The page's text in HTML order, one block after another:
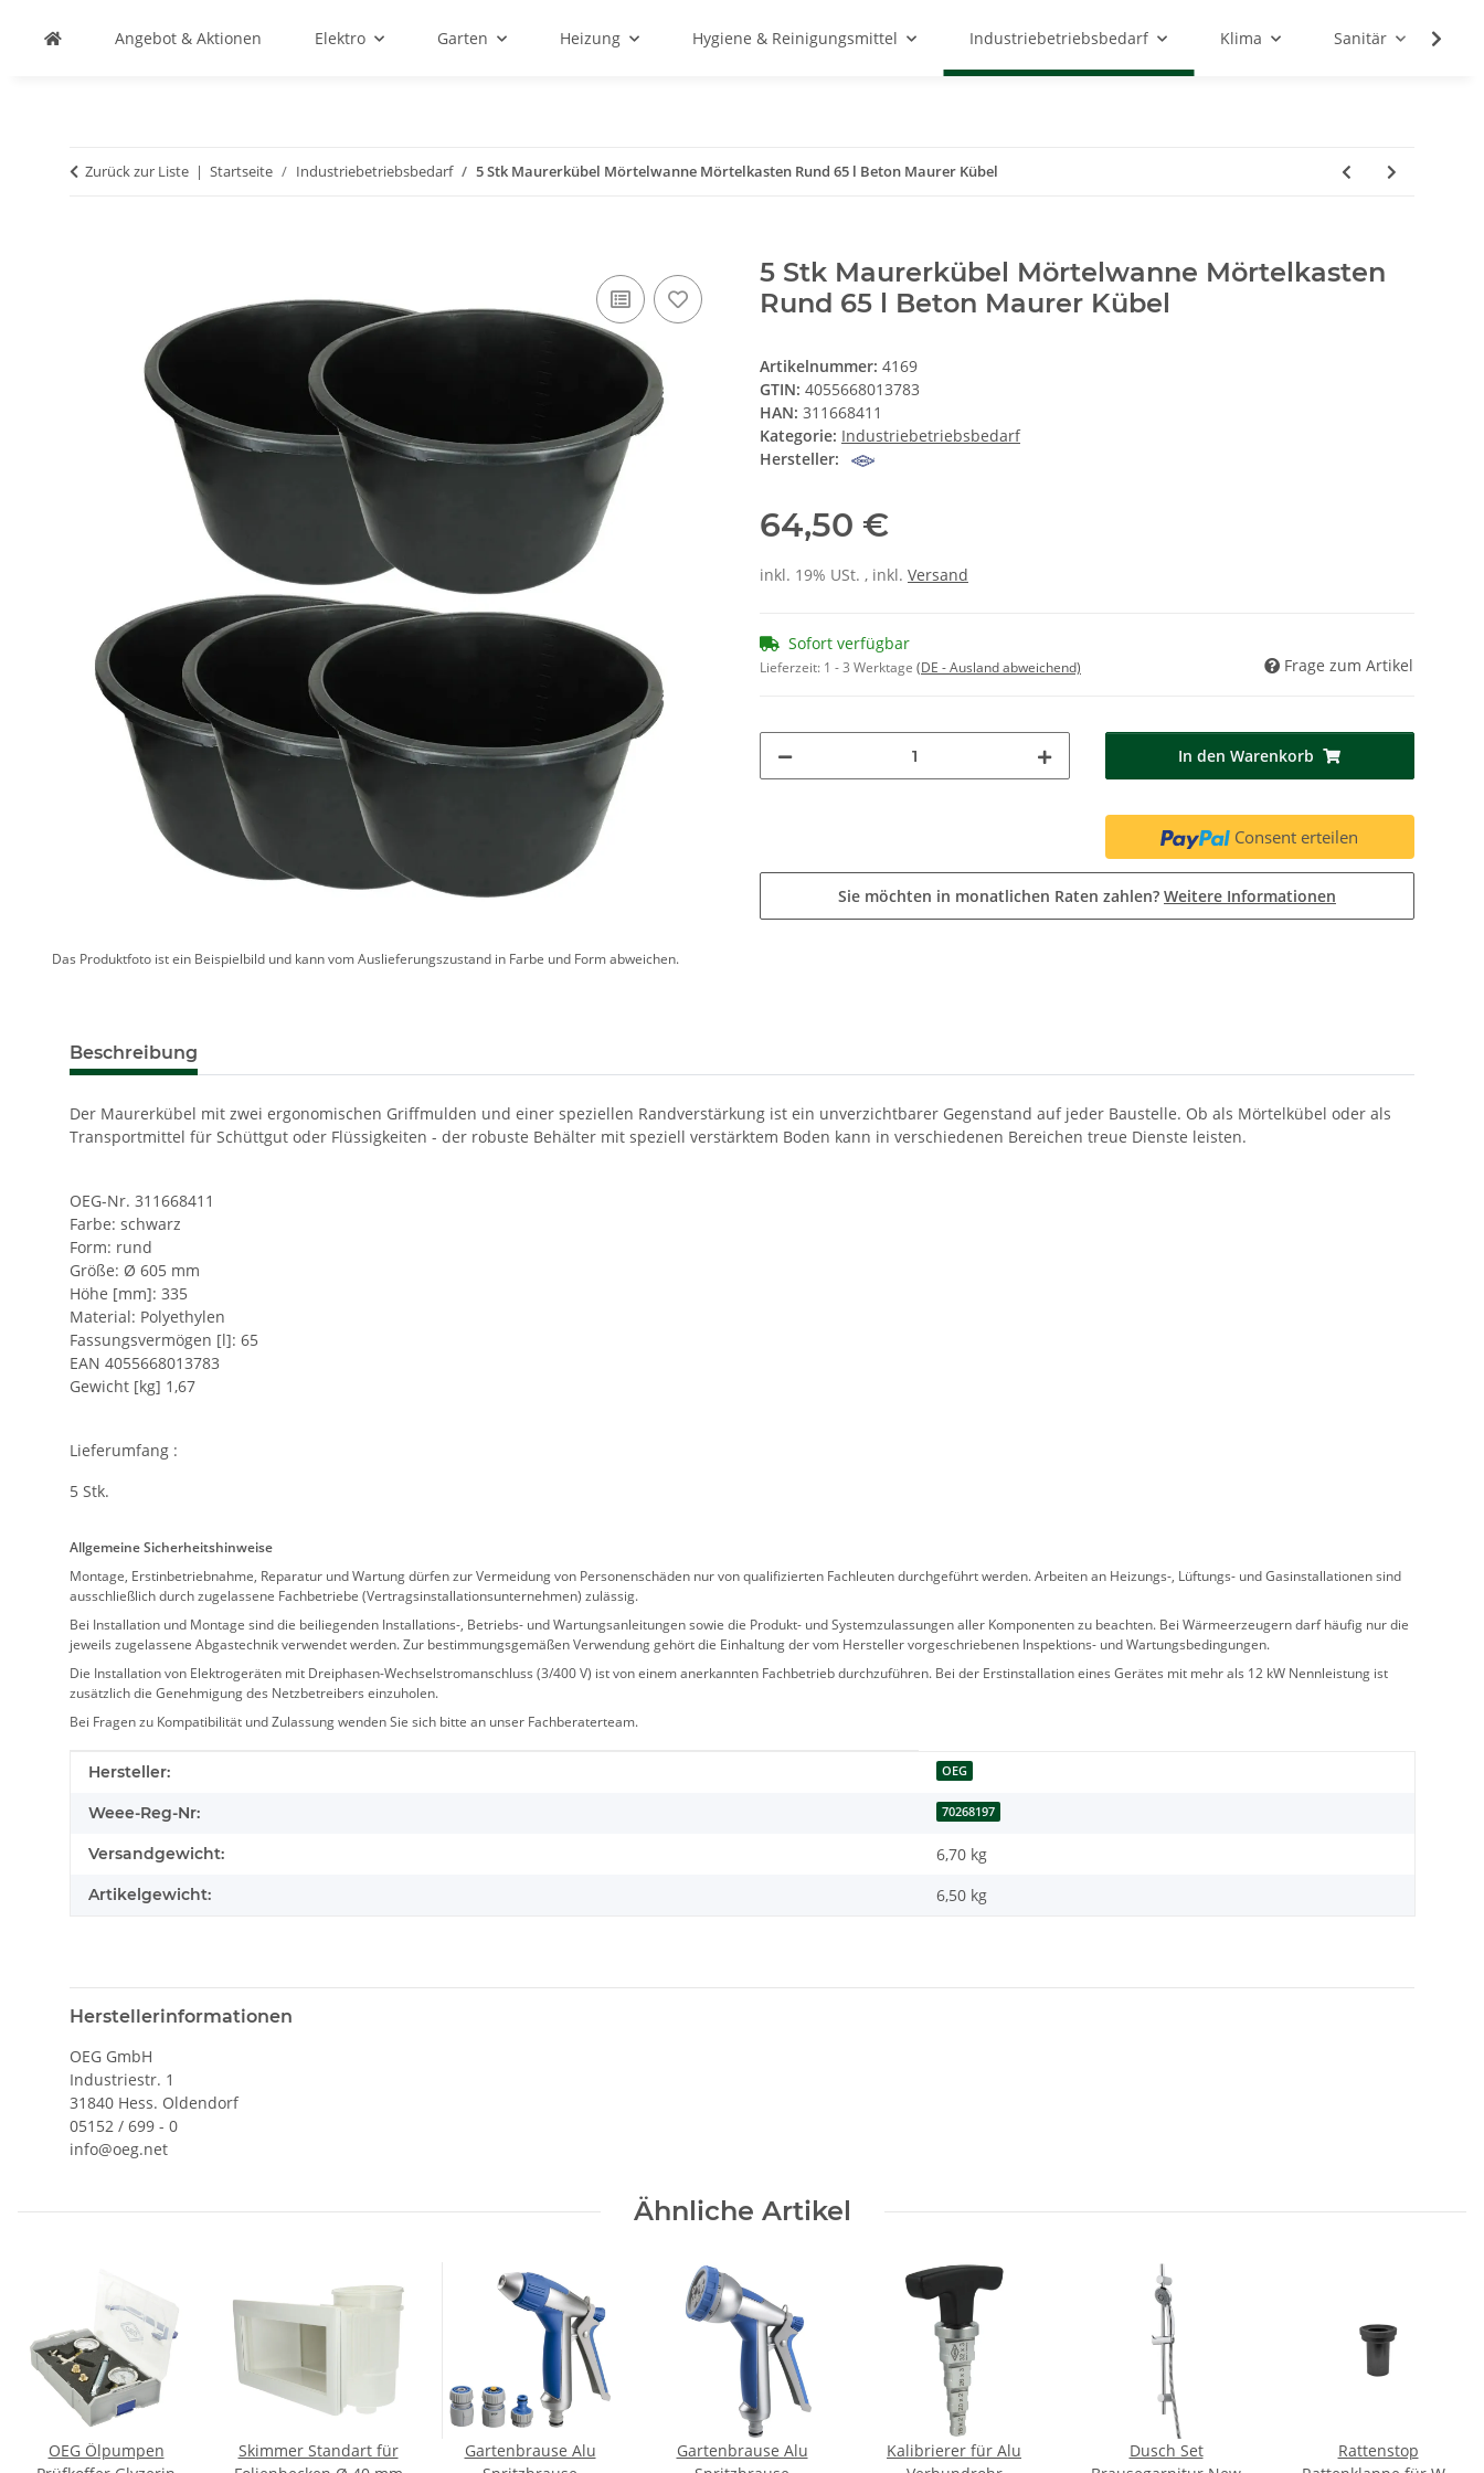
Angebot & Aktionen Elektro Garten Heizung Hygiene & Reinigungsmittel Industriebetriebsbedarf Klima Sanitär
Zurück zur Liste Startseite Industriebetriebsbedarf 5 Stk Maurerkübel Mörtelwanne Mörtelkasten Rund 65 l Beton Maurer Kübel
Das Produktfoto ist ein Beispielbild und kann vom Auslieferungszustand in Farbe und Form abweichen.
5 Stk Maurerkübel Mörtelwanne Mörtelkasten
Rund 65 l Beton Maurer Kübel
Artikelnummer: 4169
GTIN: 4055668013783
HAN: 311668411
Kategorie: Industriebetriebsbedarf
Hersteller:
64,50 €
inkl. 19% USt. , inkl. Versand
Sofort verfügbar
Lieferzeit: 1 - 3 Werktage (DE - Ausland abweichend) Frage zum Artikel
In den Warenkorb
Consent erteilen
Sie möchten in monatlichen Raten zahlen? Weitere Informationen
Beschreibung
Der Maurerkübel mit zwei ergonomischen Griffmulden und einer speziellen Randverstärkung ist ein unverzichtbarer Gegenstand auf jeder Baustelle. Ob als Mörtelkübel oder als
Transportmittel für Schüttgut oder Flüssigkeiten - der robuste Behälter mit speziell verstärktem Boden kann in verschiedenen Bereichen treue Dienste leisten.
OEG-Nr. 311668411
Farbe: schwarz
Form: rund
Größe: Ø 605 mm
Höhe [mm]: 335
Material: Polyethylen
Fassungsvermögen [l]: 65
EAN 4055668013783
Gewicht [kg] 1,67
Lieferumfang :
5 Stk.
Allgemeine Sicherheitshinweise
Montage, Erstinbetriebnahme, Reparatur und Wartung dürfen zur Vermeidung von Personenschäden nur von qualifizierten Fachleuten durchgeführt werden. Arbeiten an Heizungs-, Lüftungs- und Gasinstallationen sind
ausschließlich durch zugelassene Fachbetriebe (Vertragsinstallationsunternehmen) zulässig.
Bei Installation und Montage sind die beiliegenden Installations-, Betriebs- und Wartungsanleitungen sowie die Produkt- und Systemzulassungen aller Komponenten zu beachten. Bei Wärmeerzeugern darf häufig nur die
jeweils zugelassene Abgastechnik verwendet werden. Zur bestimmungsgemäßen Verwendung gehört die Einhaltung der vom Hersteller vorgeschriebenen Inspektions- und Wartungsbedingungen.
Die Installation von Elektrogeräten mit Dreiphasen-Wechselstromanschluss (3/400 V) ist von einem anerkannten Fachbetrieb durchzuführen. Bei der Erstinstallation eines Gerätes mit mehr als 12 kW Nennleistung ist
zusätzlich die Genehmigung des Netzbetreibers einzuholen.
Bei Fragen zu Kompatibilität und Zulassung wenden Sie sich bitte an unser Fachberaterteam.
Produkteigenschaft
Wert
Hersteller: OEG
Weee-Reg-Nr: 70268197
Versandgewicht: 6,70 kg
Artikelgewicht: 6,50 kg
Herstellerinformationen
OEG GmbH
Industriestr. 1
31840 Hess. Oldendorf
05152 / 699 - 0
info@oeg.net
Ähnliche Artikel
OEG Ölpumpen
Skimmer Standart für
Gartenbrause Alu
Gartenbrause Alu
Kalibrierer für Alu
Dusch Set
Rattenstop